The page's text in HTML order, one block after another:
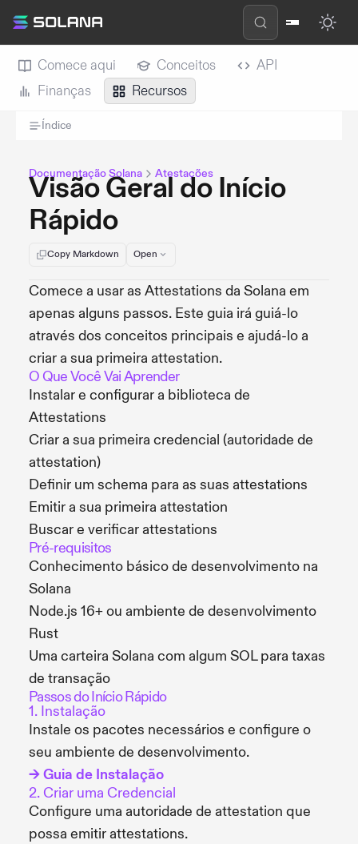
Comece aqui Conceitos
API
Finanças
Recursos
Índice
Documentação Solana Atestações
Visão Geral do Início
Rápido
Copy Markdown Open
Comece a usar as Attestations da Solana em
apenas alguns passos. Este guia irá guiá-lo
através dos conceitos principais e ajudá-lo a
criar a sua primeira attestation.
O Que Você Vai Aprender
Instalar e configurar a biblioteca de
Attestations
Criar a sua primeira credencial (autoridade de
attestation)
Definir um schema para as suas attestations
Emitir a sua primeira attestation
Buscar e verificar attestations
Pré-requisitos
Conhecimento básico de desenvolvimento na
Solana
Node.js 16+ ou ambiente de desenvolvimento
Rust
Uma carteira Solana com algum SOL para taxas
de transação
Passos do Início Rápido
1. Instalação
Instale os pacotes necessários e configure o
seu ambiente de desenvolvimento.
→ Guia de Instalação
2. Criar uma Credencial
Configure uma autoridade de attestation que
possa emitir attestations.